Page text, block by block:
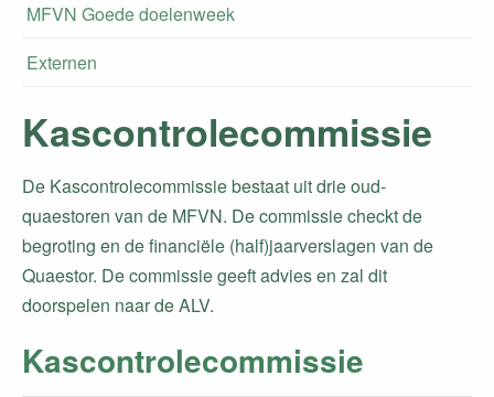
MFVN Goede doelenweek
Externen
Kascontrolecommissie
De Kascontrolecommissie bestaat uit drie oud-
quaestoren van de MFVN. De commissie checkt de
begroting en de financiële (half)jaarverslagen van de
Quaestor. De commissie geeft advies en zal dit
doorspelen naar de ALV.
Kascontrolecommissie